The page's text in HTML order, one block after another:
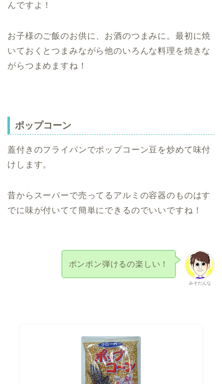
んですよ！
お子様のご飯のお供に、お酒のつまみに。最初に焼
いておくとつまみながら他のいろんな料理を焼きな
がらつまめますね！
ポップコーン
蓋付きのフライパンでポップコーン豆を炒めて味付
けします。
昔からスーパーで売ってるアルミの容器のものはす
でに味が付いてて簡単にできるのでいいですね！
みそだんな
ポンポン弾けるの楽しい！